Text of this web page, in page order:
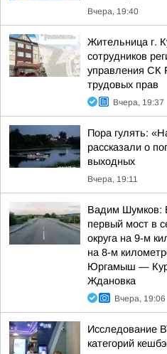
Вчера, 19:40
Жительница г.
сотрудников
управления СК
трудовых прав
Вчера, 19:37
Пора гулять:
рассказали о
выходных
Вчера, 19:11
Вадим Шумков:
первый мост в
округа на 9-м
на 8-м
Юргамыш —
Ждановка
Вчера, 19:06
Исследование
категорий